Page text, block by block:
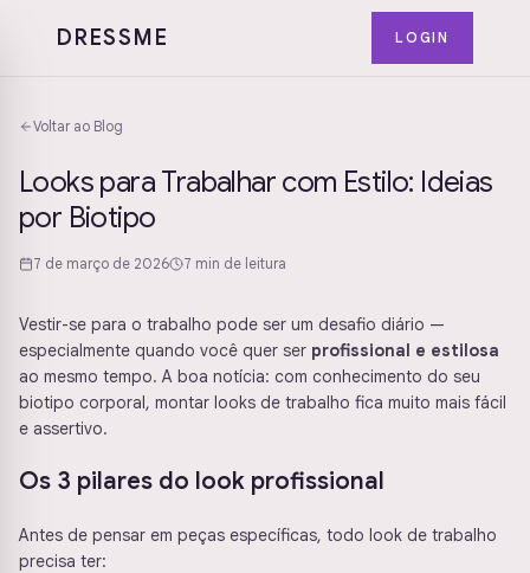
DRESSME LOGIN
Voltar ao Blog
Looks para Trabalhar com Estilo: Ideias
por Biotipo
7 de março de 2026 7 min de leitura
Vestir-se para o trabalho pode ser um desafio diário —
especialmente quando você quer ser profissional e estilosa
ao mesmo tempo. A boa notícia: com conhecimento do seu
biotipo corporal, montar looks de trabalho fica muito mais fácil
e assertivo.
Os 3 pilares do look profissional
Antes de pensar em peças específicas, todo look de trabalho
precisa ter: